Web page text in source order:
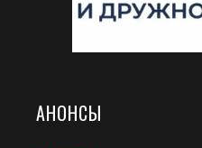
АНОНСЫ